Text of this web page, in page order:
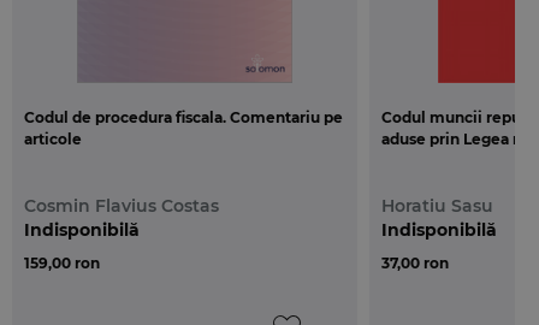
Codul de procedura fiscala. Comentariu pe
articole
Cosmin Flavius Costas
159,00 ron
Indisponibilă
Codul muncii
aduse prin Legea nr.
Horatiu Sasu
37,00 ron
Indisponibilă